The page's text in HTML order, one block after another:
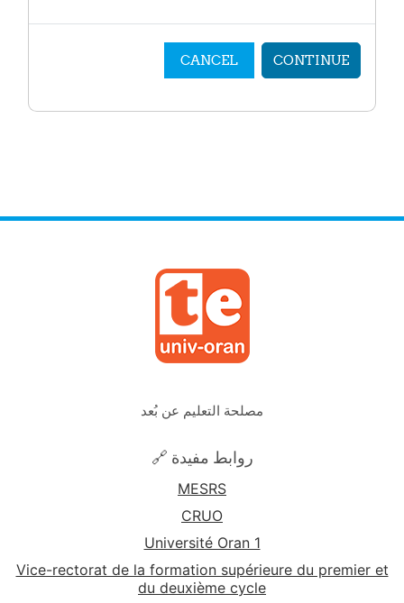
CANCEL CONTINUE
مصلحة التعليم عن بُعد
🔗 روابط مفيدة
MESRS
CRUO
Université Oran 1
Vice-rectorat de la formation supérieure du premier et
du deuxième cycle